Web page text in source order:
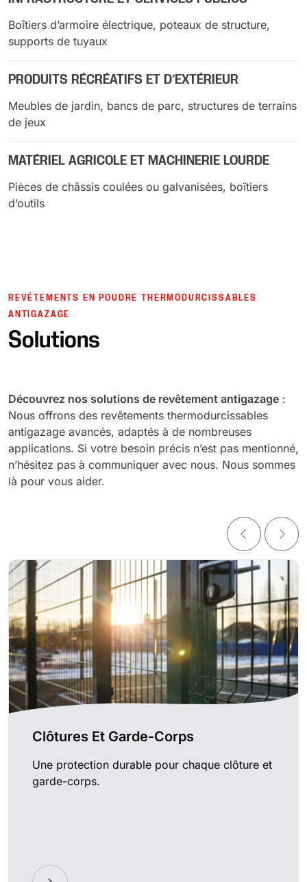
Boîtiers d’armoire électrique, poteaux de structure,
supports de tuyaux
PRODUITS RÉCRÉATIFS ET D’EXTÉRIEUR
Meubles de jardin, bancs de parc, structures de terrains
de jeux
MATÉRIEL AGRICOLE ET MACHINERIE LOURDE
Pièces de châssis coulées ou galvanisées, boîtiers
d’outils
REVÊTEMENTS EN POUDRE THERMODURCISSABLES
ANTIGAZAGE
Solutions
Découvrez nos solutions de revêtement antigazage :
Nous offrons des revêtements thermodurcissables
antigazage avancés, adaptés à de nombreuses
applications. Si votre besoin précis n’est pas mentionné,
n’hésitez pas à communiquer avec nous. Nous sommes
là pour vous aider.
Clôtures Et Garde-Corps
Une protection durable pour chaque clôture et
garde-corps.